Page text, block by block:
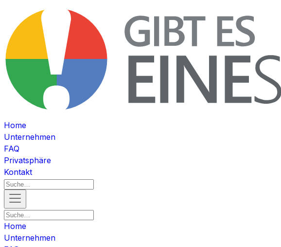
Home
Unternehmen
FAQ
Privatsphäre
Kontakt
Home
Unternehmen